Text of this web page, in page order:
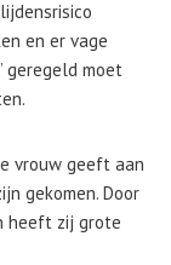
en er vage
geregeld moet
vrouw geeft aan
gekomen. Door
heeft zij grote